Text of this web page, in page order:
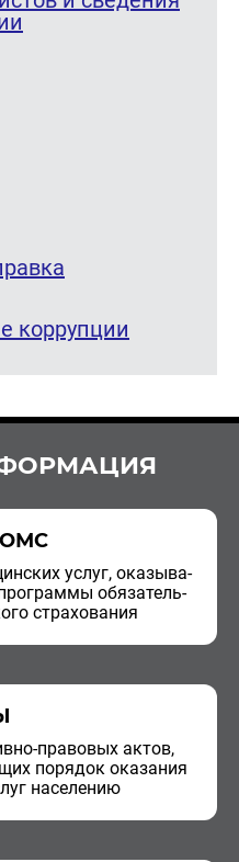
коррупции
услуг, ока­зы­ва­
обя­за­тель­
стра­хо­ва­ния
пра­во­вых актов,
по­ря­док ока­за­ния
на­се­ле­нию